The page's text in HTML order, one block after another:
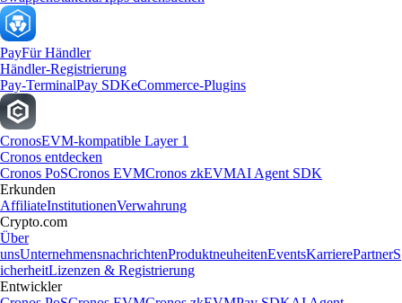
PayFür Händler
Händler-Registrierung
Pay-TerminalPay SDKeCommerce-Plugins
CronosEVM-kompatible Layer 1
Cronos entdecken
Cronos PoSCronos EVMCronos zkEVMAI Agent SDK
Erkunden
AffiliateInstitutionenVerwahrung
Crypto.com
Über
unsUnternehmensnachrichtenProduktneuheitenEventsKarrierePartnerS
icherheitLizenzen & Registrierung
Entwickler